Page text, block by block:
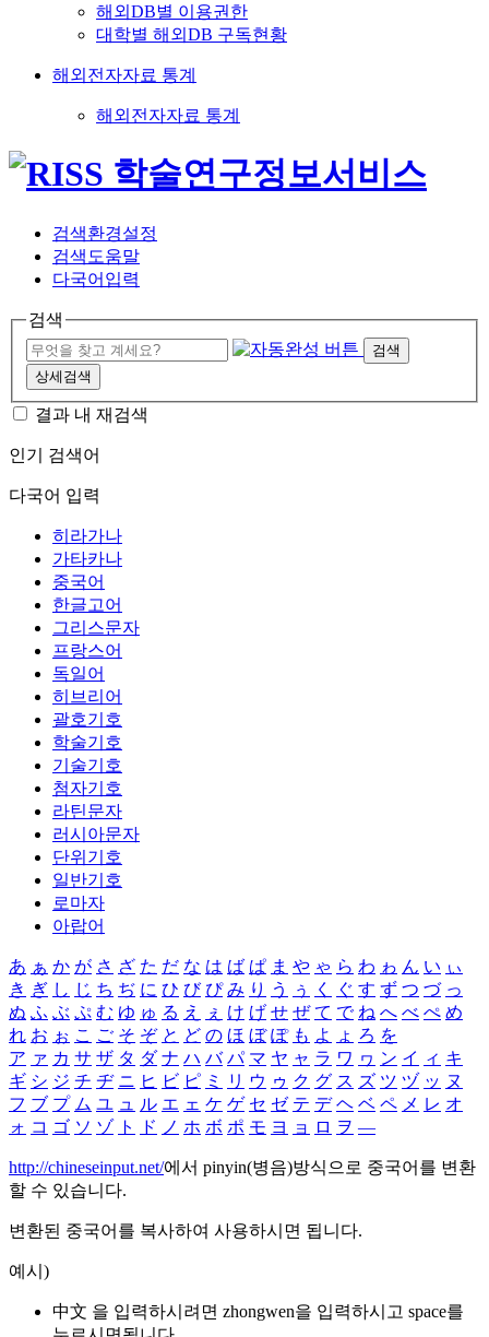
해외DB별 이용권한
대학별 해외DB 구독현황
해외전자자료 통계
해외전자자료 통계
검색환경설정
검색도움말
다국어입력
검색
검색
상세검색
결과 내 재검색
인기 검색어
다국어 입력
히라가나
가타카나
중국어
한글고어
그리스문자
프랑스어
독일어
히브리어
괄호기호
학술기호
기술기호
첨자기호
라틴문자
러시아문자
단위기호
일반기호
로마자
아랍어
あ ぁ か が さ ざ た だ な は ば ぱ ま や ゃ ら わ ゎ ん い ぃ
き ぎ し じ ち ぢ に ひ び ぴ み り う ぅ く ぐ す ず つ づ っ
ぬ ふ ぶ ぷ む ゆ ゅ る え ぇ け げ せ ぜ て で ね へ べ ぺ め
れ お ぉ こ ご そ ぞ と ど の ほ ぼ ぽ も よ ょ ろ を
ア ァ カ サ ザ タ ダ ナ ハ バ パ マ ヤ ャ ラ ワ ヮ ン イ ィ キ
ギ シ ジ チ ヂ ニ ヒ ビ ピ ミ リ ウ ゥ ク グ ス ズ ツ ヅ ッ ヌ
フ ブ プ ム ユ ュ ル エ ェ ケ ゲ セ ゼ テ デ ヘ ベ ペ メ レ オ
ォ コ ゴ ソ ゾ ト ド ノ ホ ボ ポ モ ヨ ョ ロ ヲ ―
http://chineseinput.net/에서 pinyin(병음)방식으로 중국어를 변환
할 수 있습니다.
변환된 중국어를 복사하여 사용하시면 됩니다.
예시)
中文 을 입력하시려면 zhongwen을 입력하시고 space를